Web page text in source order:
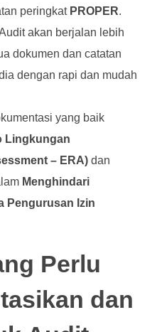
peringkat PROPER.
akan berjalan lebih
dokumen dan catatan
dengan rapi dan mudah
yang baik
Lingkungan
– ERA) dan
Menghindari
Pengurusan Izin
Perlu
dan